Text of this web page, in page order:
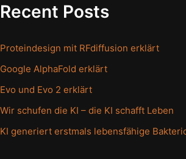
Recent Posts
Proteindesign mit RFdiffusion erklärt
Google AlphaFold erklärt
Evo und Evo 2 erklärt
Wir schufen die KI – die KI schafft Leben
KI generiert erstmals lebensfähige